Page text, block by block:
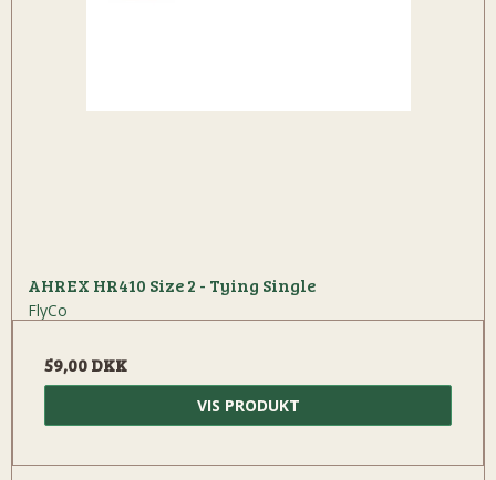
AHREX HR410 Size 2 - Tying Single
FlyCo
59,00 DKK
VIS PRODUKT